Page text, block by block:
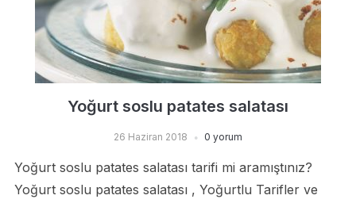
Yoğurt soslu patates salatası
26 Haziran 2018 0 yorum
Yoğurt soslu patates salatası tarifi mi aramıştınız?
Yoğurt soslu patates salatası , Yoğurtlu Tarifler ve